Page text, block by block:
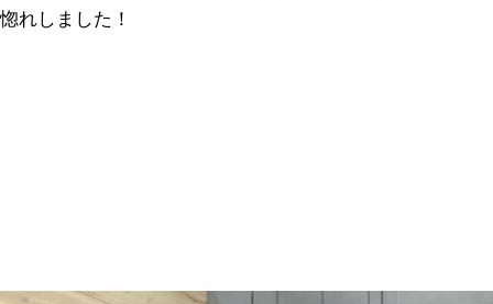
惚れしました！